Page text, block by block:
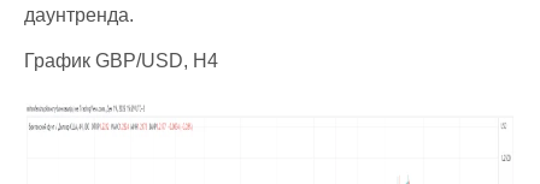
даунтренда.
График GBP/USD, H4